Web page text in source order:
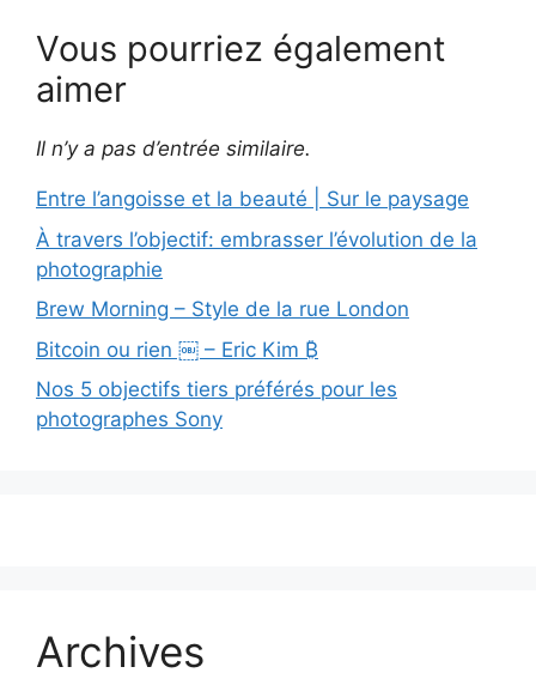
Vous pourriez également
aimer
Il n’y a pas d’entrée similaire.
Entre l’angoisse et la beauté | Sur le paysage
À travers l’objectif: embrasser l’évolution de la
photographie
Brew Morning – Style de la rue London
Bitcoin ou rien ￼ – Eric Kim ₿
Nos 5 objectifs tiers préférés pour les
photographes Sony
Archives